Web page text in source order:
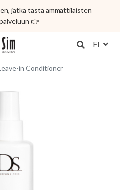
jatka tästä ammattilaisten
👉
FI
in Conditioner